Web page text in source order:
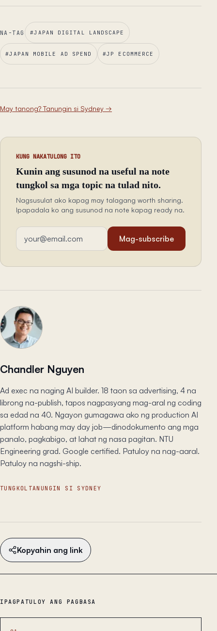
NA-TAG #JAPAN DIGITAL LANDSCAPE
#JAPAN MOBILE AD SPEND #JP ECOMMERCE
May tanong? Tanungin si Sydney →
KUNG NAKATULONG ITO
Kunin ang susunod na useful na note
tungkol sa mga topic na tulad nito.
Nagsusulat ako kapag may talagang worth sharing.
Ipapadala ko ang susunod na note kapag ready na.
Email address
Mag-subscribe
Chandler Nguyen
Ad exec na naging AI builder. 18 taon sa advertising, 4 na
librong na-publish, tapos nagpasyang mag-aral ng coding
sa edad na 40. Ngayon gumagawa ako ng production AI
platform habang may day job—dinodokumento ang mga
panalo, pagkabigo, at lahat ng nasa pagitan. NTU
Engineering grad. Google certified. Patuloy na nag-aaral.
Patuloy na nagshi-ship.
TUNGKOL TANUNGIN SI SYDNEY
Kopyahin ang link
IPAGPATULOY ANG PAGBASA